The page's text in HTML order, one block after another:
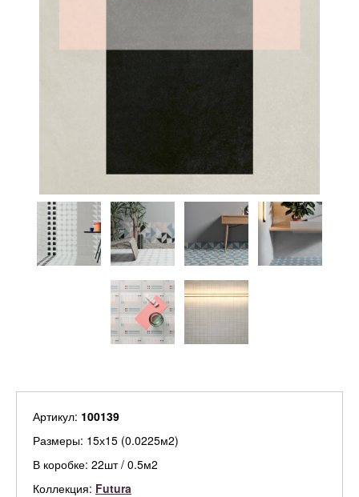
Артикул: 100139
Размеры: 15х15 (0.0225м2)
В коробке: 22шт / 0.5м2
Коллекция: Futura